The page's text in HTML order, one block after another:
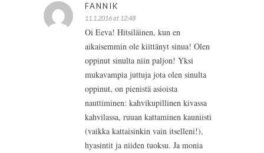
FANNIK
11.1.2016 at 12:48
Oi Eeva! Hitsiläinen, kun en
aikaisemmin ole kiittänyt sinua! Olen
oppinut sinulta niin paljon! Yksi
mukavampia juttuja jota olen sinulta
oppinut, on pienistä asioista
nauttiminen: kahvikupillinen kivassa
kahvilassa, ruuan kattaminen kauniisti
(vaikka kattaisinkin vain itselleni!),
hyasintit ja niiden tuoksu. Ja monia